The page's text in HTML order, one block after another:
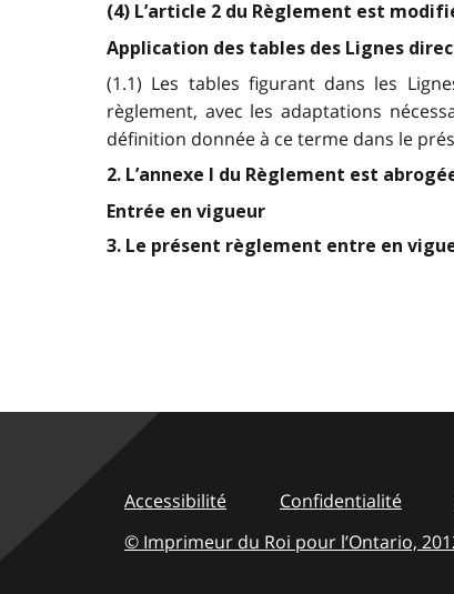
(4) L’article 2 du Règlement est
Application des tables des Lignes
(1.1) Les tables figurant dans les
règlement, avec les adaptations
définition donnée à ce terme dans le
2. L’annexe I du Règlement est
Entrée en vigueur
3. Le présent règlement entre en
Accessibilité Confidentialité
© Imprimeur du Roi pour l’Ontario,